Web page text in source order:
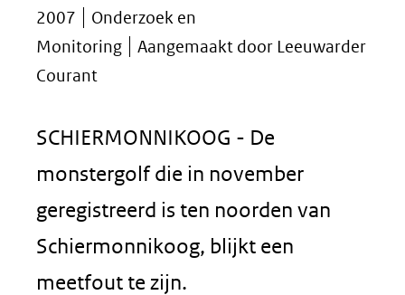
2007
Onderzoek en
Monitoring
Aangemaakt door Leeuwarder
Courant
SCHIERMONNIKOOG - De
monstergolf die in november
geregistreerd is ten noorden van
Schiermonnikoog, blijkt een
meetfout te zijn.